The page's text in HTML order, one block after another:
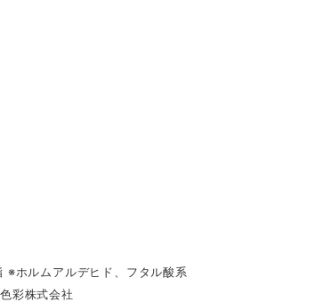
ホルムアルデヒド、フタル酸系
彩株式会社